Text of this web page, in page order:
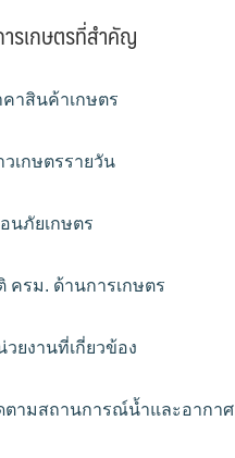
รเกษตรที่สำคัญ
คาสินค้าเกษตร
วเกษตรรายวัน
อนภัยเกษตร
ครม. ด้านการเกษตร
วยงานที่เกี่ยวข้อง
ตามสถานการณ์น้ำและอากาศ